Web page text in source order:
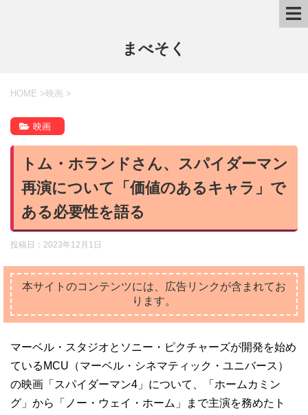
まべそく
HOME > 映画 >
映画
トム・ホランドさん、スパイダーマン
再演について「価値のあるキャラ」で
ある必要性を語る
投稿日： 2023年12月1日
本サイトのコンテンツには、広告リンクが含まれてお
ります。
マーベル・スタジオとソニー・ピクチャーズが開発を始め
ているMCU（マーベル・シネマティック・ユニバース）
の映画「スパイダーマン4」について、「ホームカミン
グ」から「ノー・ウェイ・ホーム」まで主演を務めたト